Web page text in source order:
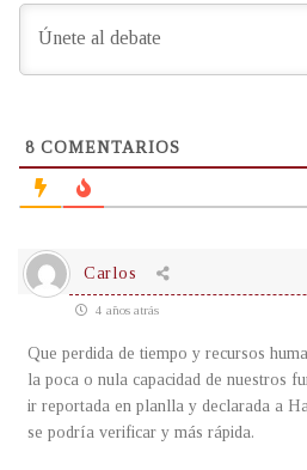
8 COMENTARIOS
Carlos
4 años atrás
Que perdida de tiempo y recursos
la poca o nula capacidad de nuestros
ir reportada en planlla y declarada a
se podría verificar y más rápida.